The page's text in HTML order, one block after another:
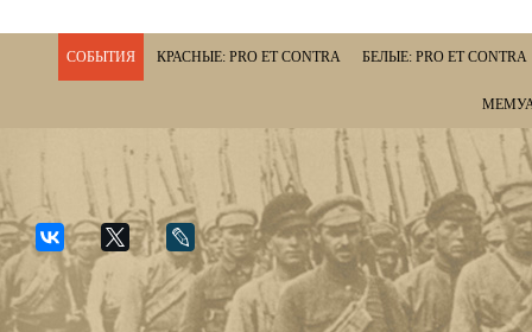
СОБЫТИЯ КРАСНЫЕ: PRO ET CONTRA БЕЛЫЕ: PRO ET CONTRA